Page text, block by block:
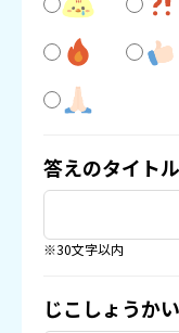
答えのタイトル
※30文字以内
じこしょうかい